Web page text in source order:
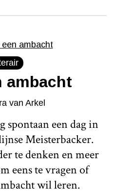
ambacht
van Arkel
een dag in
Meisterbacker.
te denken en meer
eens te vragen of
wil leren.